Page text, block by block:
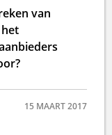
van
15 MAART 2017